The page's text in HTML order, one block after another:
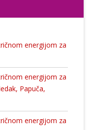
energijom za
energijom za
Papuča,
energijom za